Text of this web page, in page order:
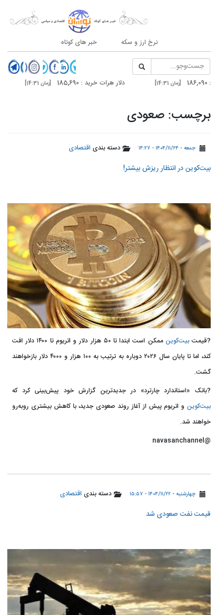
نرخ ارز و سکه خبر های کوتاه
دلار هرات خرید : 185,690 [زمان 14:31]
سکه امامی : 187,500
برچسب: صعودی
جمعه - ۱۴۰۴/۱۱/۲۴ - ۱۴:۲۷ دسته بندی اقتصادی
بیت‌کوین در انتظار ریزش بیشتر!
?قیمت بیت‌کوین
ممکن است ابتدا تا ۵۰ هزار دلار و اتریوم تا ۱۴۰۰ دلار افت
کند، اما تا پایان سال ۲۰۲۶ دوباره به ترتیب به ۱۰۰ هزار و ۴۰۰۰ دلار بازخواهند
گشت.
?بانک «استاندارد چارترد» در جدیدترین گزارش خود پیش‌بینی کرد که
بیت‌کوینو اتریوم پیش از آغاز روند صعودی جدید، با کاهش بیشتری روبه‌رو
خواهند شد.
@navasanchannel
چهارشنبه - ۱۴۰۴/۱۱/۲۲ - ۱۵:۵۷ دسته بندی اقتصادی
قیمت نفت صعودی شد